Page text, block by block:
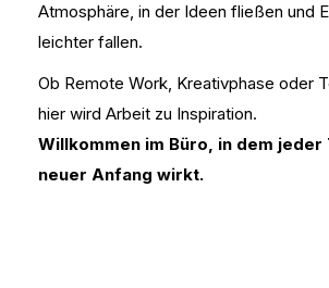
Atmosphäre, in der Ideen fließen und
leichter fallen.
Ob Remote Work, Kreativphase oder
hier wird Arbeit zu Inspiration.
Willkommen im Büro, in dem jeder
neuer Anfang wirkt.